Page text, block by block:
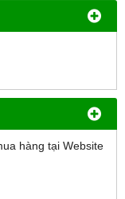
hàng tại Website